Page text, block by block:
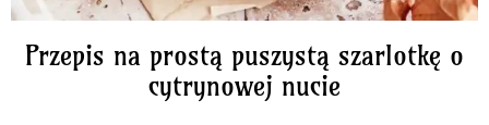
Zdrowo i fit
Przepis na prostą puszystą szarlotkę o
cytrynowej nucie